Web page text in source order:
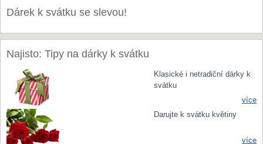
Dárek k svátku se slevou!
Najisto: Tipy na dárky k svátku
Klasické i netradiční dárky k
svátku
více
Darujte k svátku květiny
více